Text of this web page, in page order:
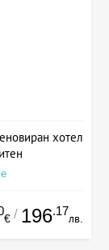
хотел
€ / 196.17
лв.